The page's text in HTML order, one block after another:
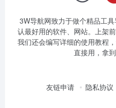
3W导航网致力于做个精品工
认最好用的软件、网站。上架
我们还会编写详细的使用教程
直接用，拿到
友链申请 隐私协议